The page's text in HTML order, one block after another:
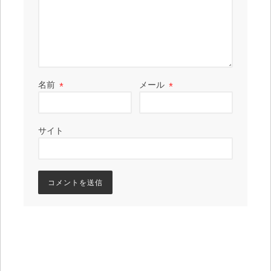
名前 * メール*
サイト